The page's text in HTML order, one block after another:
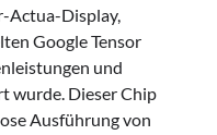
Actua-Display,
Google Tensor
und
wurde. Dieser Chip
Ausführung von